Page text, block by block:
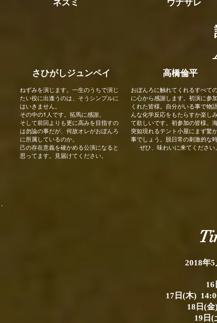
ネズミ ウナサレ
さひがしジュンペイ
ねずみを演じます。一生のうちで演じ
たい役に出逢うのは、そうシンプルに
はいきません。
その中の1人です。拓馬に感謝。
そして前回よりも更に高みを目指すの
は勿論の事だが、何故オレがおぼんろ
に所属しているのか。
己の存在意義を確かめる公演になると
思ってます。見届けてください。
高橋倫平
おぼんろに触れてくれるすべて
に心から感謝します。 初演に参
くれた皆様。自分がいる事で物
んな化学反応をもたらすか楽し
て欲しいです。 初参加の皆様。
突如現れるテント小屋にまず驚
事でしょう。
脱日常の刺激的な
ぜひ、味わいに来てください
2018年5
17日(木)
18日(
19日(